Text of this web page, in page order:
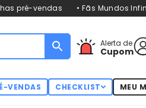
pré-vendas • Fãs Mundos
Alerta de
Cupom
VENDAS CHECKLIST MEU